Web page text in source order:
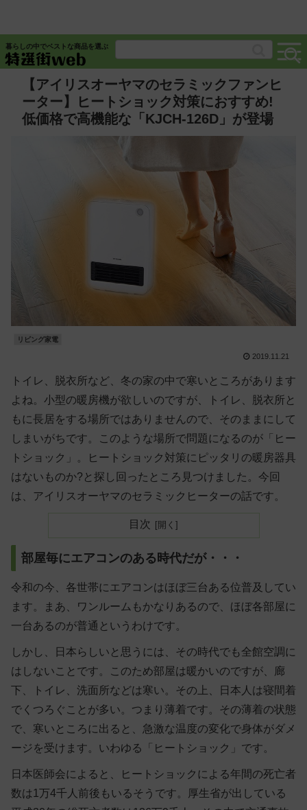
暮らしの中でベストな商品を選ぶ
【アイリスオーヤマのセラミックファンヒ
ーター】ヒートショック対策におすすめ!
低価格で高機能な「KJCH-126D」が登場
リビング家電
2019.11.21
トイレ、脱衣所など、冬の家の中で寒いところがあります
よね。小型の暖房機が欲しいのですが、トイレ、脱衣所と
もに長居をする場所ではありませんので、そのままにして
しまいがちです。このような場所で問題になるのが「ヒー
トショック」。ヒートショック対策にピッタリの暖房器具
はないものか?と探し回ったところ見つけました。今回
は、アイリスオーヤマのセラミックヒーターの話です。
目次
部屋毎にエアコンのある時代だが・・・
令和の今、各世帯にエアコンはほぼ三台ある位普及してい
ます。まあ、ワンルームもかなりあるので、ほぼ各部屋に
一台あるのが普通というわけです。
しかし、日本らしいと思うには、その時代でも全館空調に
はしないことです。このため部屋は暖かいのですが、廊
下、トイレ、洗面所などは寒い。その上、日本人は寝間着
でくつろぐことが多い。つまり薄着です。その薄着の状態
で、寒いところに出ると、急激な温度の変化で身体がダメ
ージを受けます。いわゆる「ヒートショック」です。
日本医師会によると、ヒートショックによる年間の死亡者
数は1万4千人前後もいるそうです。厚生省が出している